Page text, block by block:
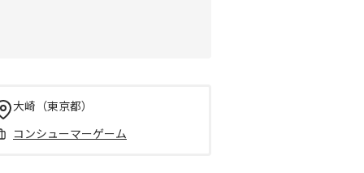
大崎（東京都）
コンシューマーゲーム